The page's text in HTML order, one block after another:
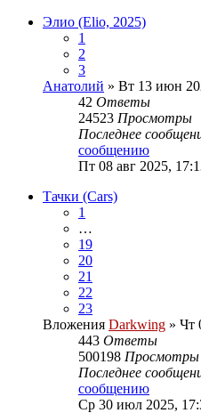
Элио (Elio, 2025)
1
2
3
Анатолий » Вт 13 июн
42 Ответы
24523 Просмотры
Последнее
сообщению
Пт 08 авг 2025,
Тачки (Cars)
1
…
19
20
21
22
23
Вложения Darkwing » Чт
443 Ответы
500198 Просмотры
Последнее
сообщению
Ср 30 июл 2025,